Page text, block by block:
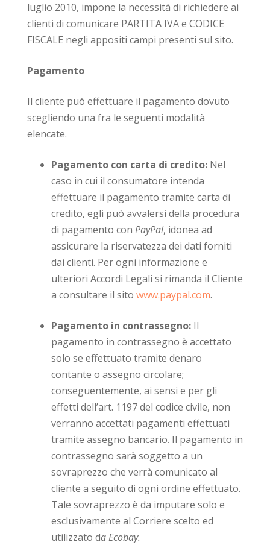
luglio 2010, impone la necessità di richiedere ai
clienti di comunicare PARTITA IVA e CODICE
FISCALE negli appositi campi presenti sul sito.
Pagamento
Il cliente può effettuare il pagamento dovuto
scegliendo una fra le seguenti modalità
elencate.
Pagamento con carta di credito: Nel
caso in cui il consumatore intenda
effettuare il pagamento tramite carta di
credito, egli può avvalersi della procedura
di pagamento con PayPal, idonea ad
assicurare la riservatezza dei dati forniti
dai clienti. Per ogni informazione e
ulteriori Accordi Legali si rimanda il Cliente
a consultare il sito www.paypal.com.
Pagamento in contrassegno: Il
pagamento in contrassegno è accettato
solo se effettuato tramite denaro
contante o assegno circolare;
conseguentemente, ai sensi e per gli
effetti dell’art. 1197 del codice civile, non
verranno accettati pagamenti effettuati
tramite assegno bancario. Il pagamento in
contrassegno sarà soggetto a un
sovraprezzo che verrà comunicato al
cliente a seguito di ogni ordine effettuato.
Tale sovraprezzo è da imputare solo e
esclusivamente al Corriere scelto ed
utilizzato da Ecobay.